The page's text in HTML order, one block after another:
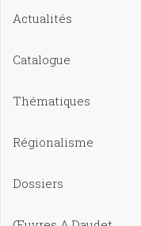
Actualités
Catalogue
Thématiques
Régionalisme
Dossiers